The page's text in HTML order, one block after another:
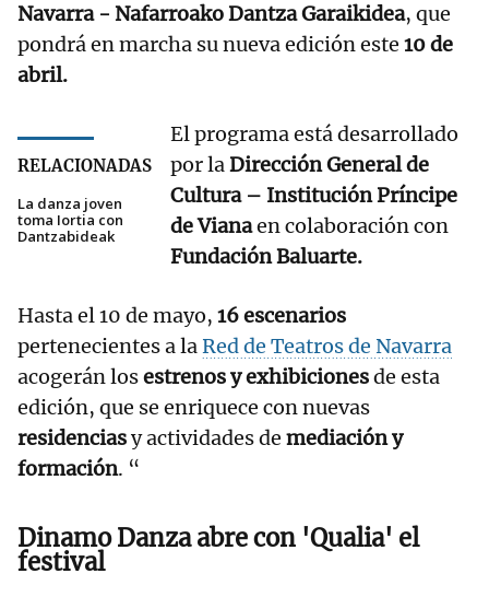
Navarra - Nafarroako Dantza Garaikidea, que
pondrá en marcha su nueva edición este 10 de
abril.
RELACIONADAS
La danza joven
toma Iortia con
Dantzabideak
El programa está desarrollado
por laDirección General de
Cultura – Institución Príncipe
de Vianaen colaboración con
Fundación Baluarte.
Hasta el 10 de mayo, 16 escenarios
pertenecientes a laRed de Teatros de Navarra
acogerán losestrenos y exhibicionesde esta
edición, que se enriquece con nuevas
residenciasyactividades de mediación y
formación. “
Dinamo Danza abre con 'Qualia' el
festival